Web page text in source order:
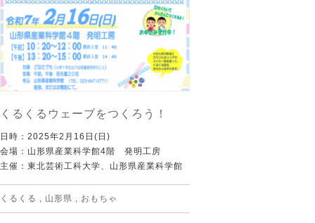
くるくるウェーブをつくろう！
日時：2025年2月16日(日)
会場：山形県産業科学館4階 発明工房
主催：東北芸術工科大学、山形県産業科学館
くるくる , 山形県 , おもちゃ